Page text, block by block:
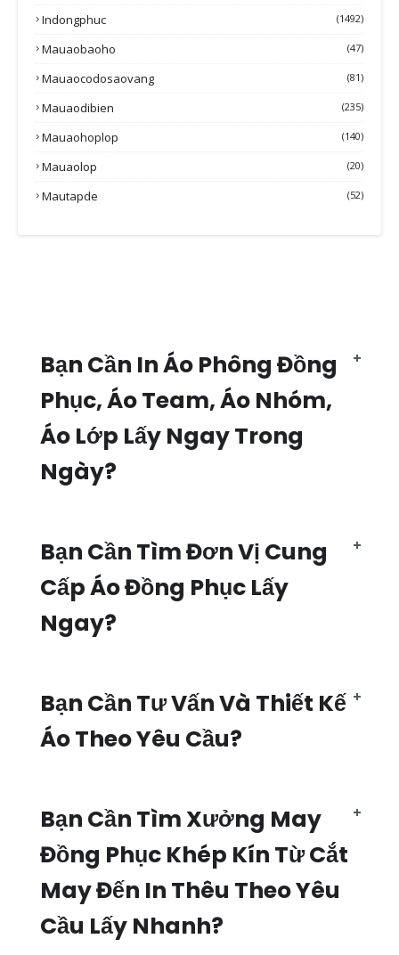
Indongphuc (1492)
Mauaobaoho (47)
Mauaocodosaovang (81)
Mauaodibien (235)
Mauaohoplop (140)
Mauaolop (20)
Mautapde (52)
Bạn Cần In Áo Phông Đồng
Phục, Áo Team, Áo Nhóm,
Áo Lớp Lấy Ngay Trong
Ngày?
Bạn Cần Tìm Đơn Vị Cung
Cấp Áo Đồng Phục Lấy
Ngay?
Bạn Cần Tư Vấn Và Thiết Kế
Áo Theo Yêu Cầu?
Bạn Cần Tìm Xưởng May
Đồng Phục Khép Kín Từ Cắt
May Đến In Thêu Theo Yêu
Cầu Lấy Nhanh?